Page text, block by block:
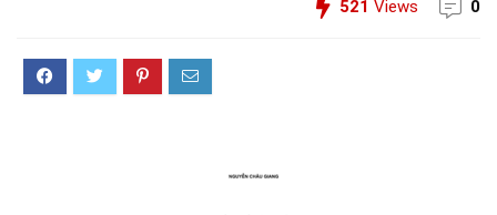
521 Views 0